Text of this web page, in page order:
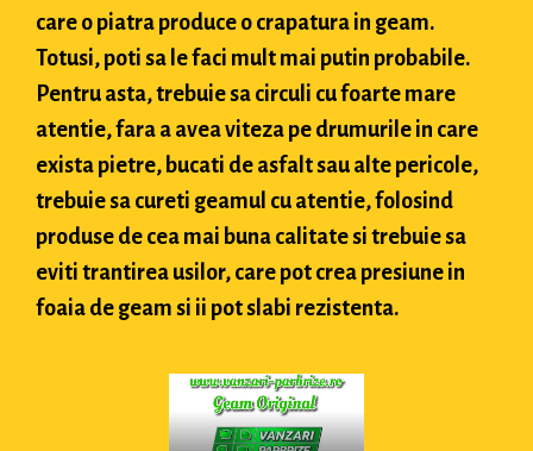
care o piatra produce o crapatura in geam.
Totusi, poti sa le faci mult mai putin probabile.
Pentru asta, trebuie sa circuli cu foarte mare
atentie, fara a avea viteza pe drumurile in care
exista pietre, bucati de asfalt sau alte pericole,
trebuie sa cureti geamul cu atentie, folosind
produse de cea mai buna calitate si trebuie sa
eviti trantirea usilor, care pot crea presiune in
foaia de geam si ii pot slabi rezistenta.